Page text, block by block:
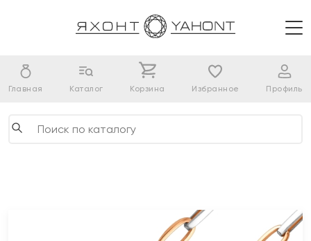
Главная Каталог Корзина Избранное Профиль